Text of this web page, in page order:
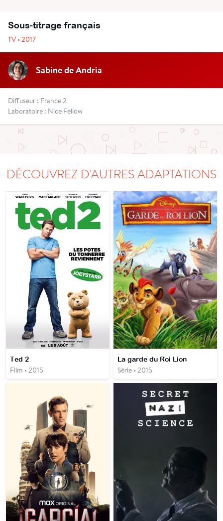
Sous-titrage français
TV • 2017
Sabine de Andria
Diffuseur : France 2
Laboratoire : Nice Fellow
DÉCOUVREZ D'AUTRES ADAPTATIONS
Ted 2
Film • 2015
La garde du Roi Lion
Série • 2015